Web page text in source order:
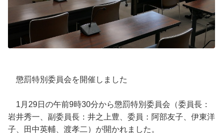
懲罰特別委員会を開催しました
1月29日の午前9時30分から懲罰特別委員会（委員長：
岩井秀一、副委員長：井之上豊、委員：阿部友子、伊東洋
子、田中英輔、渡孝二）が開かれました。